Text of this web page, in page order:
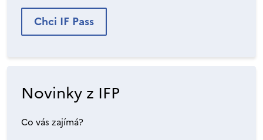
Chci IF Pass
Novinky z IFP
Co vás zajímá?